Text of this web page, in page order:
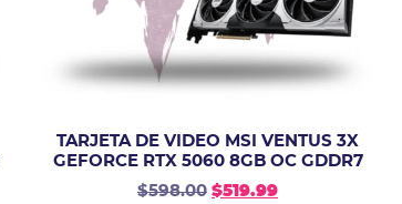
TARJETA DE VIDEO MSI VENTUS 3X
GEFORCE RTX 5060 8GB OC GDDR7
$598.00 $519.99